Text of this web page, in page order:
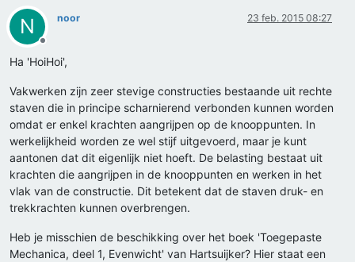
N
Offline
noor 23 feb. 2015 08:27
Ha 'HoiHoi',
Vakwerken zijn zeer stevige constructies bestaande uit rechte
staven die in principe scharnierend verbonden kunnen worden
omdat er enkel krachten aangrijpen op de knooppunten. In
werkelijkheid worden ze wel stijf uitgevoerd, maar je kunt
aantonen dat dit eigenlijk niet hoeft. De belasting bestaat uit
krachten die aangrijpen in de knooppunten en werken in het
vlak van de constructie. Dit betekent dat de staven druk- en
trekkrachten kunnen overbrengen.
Heb je misschien de beschikking over het boek 'Toegepaste
Mechanica, deel 1, Evenwicht' van Hartsuijker? Hier staat een